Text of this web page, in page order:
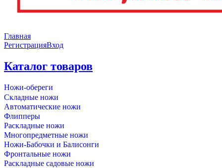
Главная
РегистрацияВход
Каталог товаров
Ножи-обереги
Складные ножи
Автоматические ножи
Флипперы
Раскладные ножи
Многопредметные ножи
Ножи-Бабочки и Балисонги
Фронтальные ножи
Раскладные садовые ножи